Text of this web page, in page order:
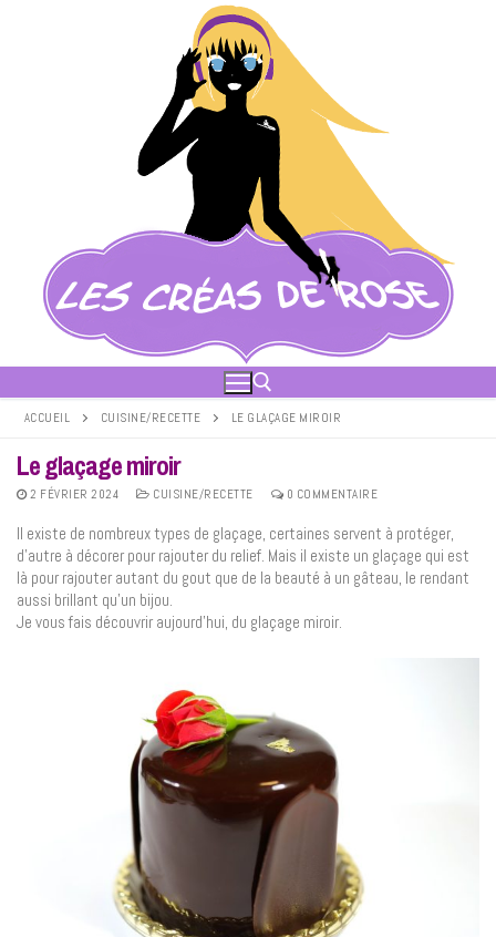
Rechercher :
ACCUEIL CUISINE/RECETTE LE GLAÇAGE MIROIR
Le glaçage miroir
2 FÉVRIER 2024 CUISINE/RECETTE 0 COMMENTAIRE
Il existe de nombreux types de glaçage, certaines servent à protéger,
d’autre à décorer pour rajouter du relief. Mais il existe un glaçage qui est
là pour rajouter autant du gout que de la beauté à un gâteau, le rendant
aussi brillant qu’un bijou.
Je vous fais découvrir aujourd’hui, du glaçage miroir.